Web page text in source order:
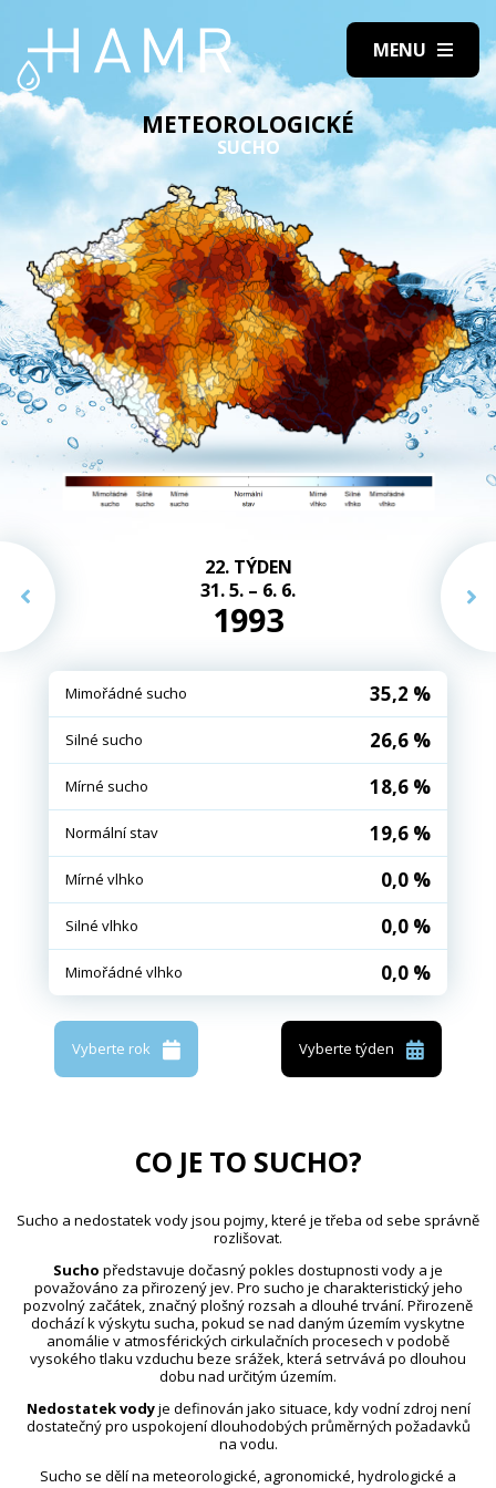
METEOROLOGICKÉ
SUCHO
22. TÝDEN
31. 5. – 6. 6.
1993
Mimořádné sucho 35,2 %
Silné sucho 26,6 %
Mírné sucho 18,6 %
Normální stav 19,6 %
Mírné vlhko 0,0 %
Silné vlhko 0,0 %
Mimořádné vlhko 0,0 %
Vyberte rok Vyberte týden
CO JE TO SUCHO?
Sucho a nedostatek vody jsou pojmy, které je třeba od sebe správně
rozlišovat.
Sucho představuje dočasný pokles dostupnosti vody a je
považováno za přirozený jev. Pro sucho je charakteristický jeho
pozvolný začátek, značný plošný rozsah a dlouhé trvání. Přirozeně
dochází k výskytu sucha, pokud se nad daným územím vyskytne
anomálie v atmosférických cirkulačních procesech v podobě
vysokého tlaku vzduchu beze srážek, která setrvává po dlouhou
dobu nad určitým územím.
Nedostatek vodyje definován jako situace, kdy vodní zdroj není
dostatečný pro uspokojení dlouhodobých průměrných požadavků
na vodu.
Sucho se dělí na meteorologické, agronomické, hydrologické a